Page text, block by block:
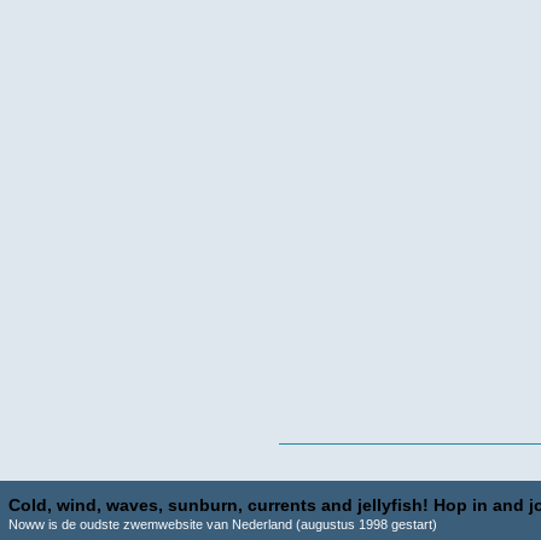
Cold, wind, waves, sunburn, currents and jellyfish! Hop in and
Noww is de oudste zwemwebsite van Nederland (augustus 1998 gestart)